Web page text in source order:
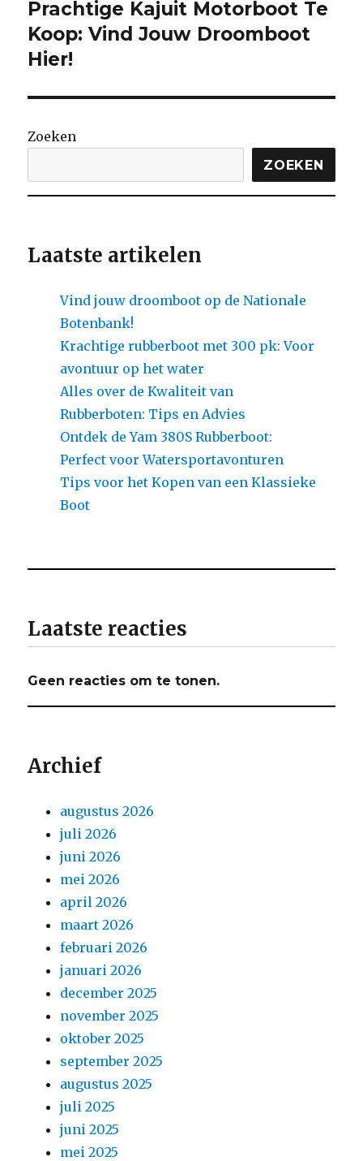
Volgende
bericht:
Prachtige Kajuit Motorboot Te
Koop: Vind Jouw Droomboot
Hier!
Zoeken
ZOEKEN
Laatste artikelen
Vind jouw droomboot op de Nationale
Botenbank!
Krachtige rubberboot met 300 pk: Voor
avontuur op het water
Alles over de Kwaliteit van
Rubberboten: Tips en Advies
Ontdek de Yam 380S Rubberboot:
Perfect voor Watersportavonturen
Tips voor het Kopen van een Klassieke
Boot
Laatste reacties
Geen reacties om te tonen.
Archief
augustus 2026
juli 2026
juni 2026
mei 2026
april 2026
maart 2026
februari 2026
januari 2026
december 2025
november 2025
oktober 2025
september 2025
augustus 2025
juli 2025
juni 2025
mei 2025